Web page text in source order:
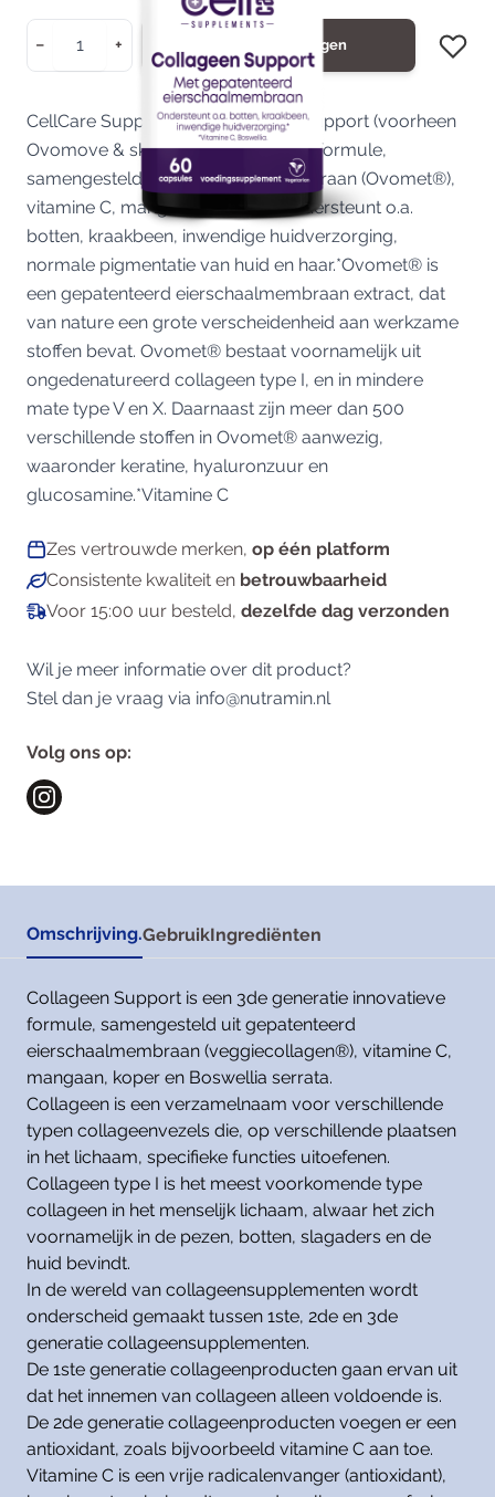
CellCare Supplements Collageen Support (voorheen
Ovomove & skin) is een innovatieve formule,
samengesteld uit eierschaal- membraan (Ovomet®),
vitamine C, mangaan en koper. Ondersteunt o.a.
botten, kraakbeen, inwendige huidverzorging,
normale pigmentatie van huid en haar.*Ovomet® is
een gepatenteerd eierschaalmembraan extract, dat
van nature een grote verscheidenheid aan werkzame
stoffen bevat. Ovomet® bestaat voornamelijk uit
ongedenatureerd collageen type I, en in mindere
mate type V en X. Daarnaast zijn meer dan 500
verschillende stoffen in Ovomet® aanwezig,
waaronder keratine, hyaluronzuur en
glucosamine.*Vitamine C
Aantal
− + In Winkelwagen
Zes vertrouwde merken, op één platform
Consistente kwaliteit en betrouwbaarheid
Voor 15:00 uur besteld, dezelfde dag verzonden
Volg ons op:
Wil je meer informatie over dit product?
Stel dan je vraag via info@nutramin.nl
Omschrijving.GebruikIngrediënten
Collageen Support is een 3de generatie innovatieve
formule, samengesteld uit gepatenteerd
eierschaalmembraan (veggiecollagen®), vitamine C,
mangaan, koper en Boswellia serrata.
Collageen is een verzamelnaam voor verschillende
typen collageenvezels die, op verschillende plaatsen
in het lichaam, specifieke functies uitoefenen.
Collageen type I is het meest voorkomende type
collageen in het menselijk lichaam, alwaar het zich
voornamelijk in de pezen, botten, slagaders en de
huid bevindt.
In de wereld van collageensupplementen wordt
onderscheid gemaakt tussen 1ste, 2de en 3de
generatie collageensupplementen.
De 1ste generatie collageenproducten gaan ervan uit
dat het innemen van collageen alleen voldoende is.
De 2de generatie collageenproducten voegen er een
antioxidant, zoals bijvoorbeeld vitamine C aan toe.
Vitamine C is een vrije radicalenvanger (antioxidant),